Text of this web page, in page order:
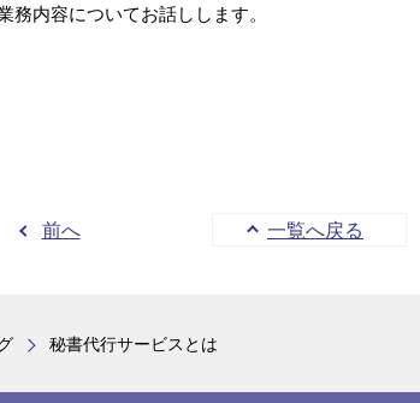
内容についてお話しします。
前へ 一覧へ戻る
秘書代行サービスとは